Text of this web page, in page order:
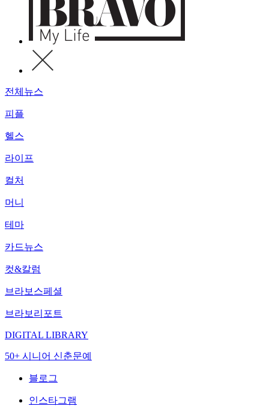
전체뉴스
피플
헬스
라이프
컬처
머니
테마
카드뉴스
컷&칼럼
브라보스페셜
브라보리포트
DIGITAL LIBRARY
50+ 시니어 신춘문예
블로그
인스타그램